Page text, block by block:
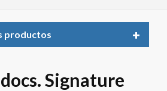
productos
Toggle
Signature